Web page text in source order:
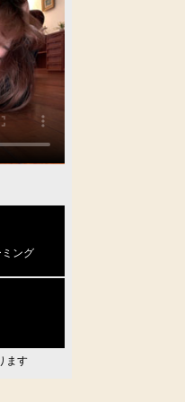
ング
ます